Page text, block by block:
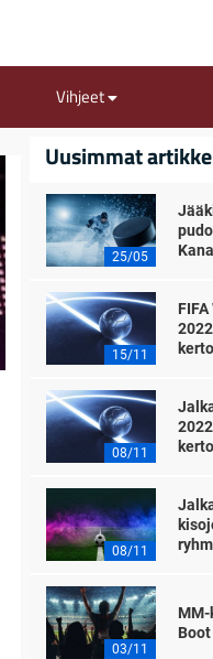
Vihjeet
Uusimmat
25/05
15/11
08/11
08/11
03/11
Boot